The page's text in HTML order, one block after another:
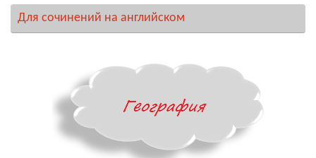
Для сочинений на английском